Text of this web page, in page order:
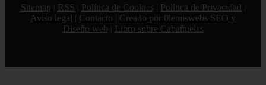
Sitemap
RSS Política de Cookies Política de Privacidad
Aviso legal
Contacto
Creado por 0lemiswebs SEO y
Diseño web
Libro sobre Cabañuelas